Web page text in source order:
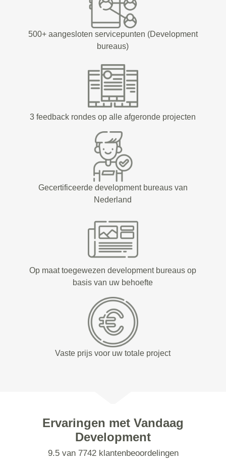
500+ aangesloten servicepunten (Development
bureaus)
3 feedback rondes op alle afgeronde projecten
Gecertificeerde development bureaus van
Nederland
Op maat toegewezen development bureaus op
basis van uw behoefte
Vaste prijs voor uw totale project
Ervaringen met Vandaag
Development
9.5 van 7742 klantenbeoordelingen